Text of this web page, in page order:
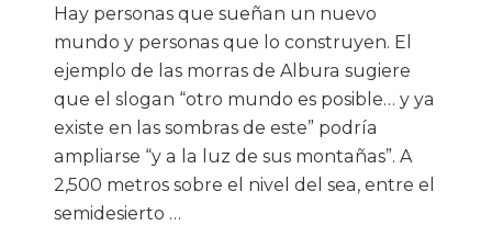
Hay personas que sueñan un nuevo
mundo y personas que lo construyen. El
ejemplo de las morras de Albura sugiere
que el slogan “otro mundo es posible… y ya
existe en las sombras de este” podría
ampliarse “y a la luz de sus montañas”. A
2,500 metros sobre el nivel del sea, entre el
semidesierto …